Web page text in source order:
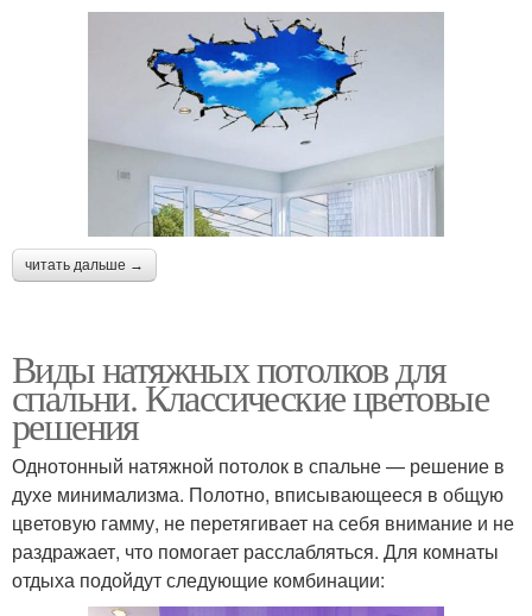
читать дальше →
Виды натяжных потолков для
спальни. Классические цветовые
решения
Однотонный натяжной потолок в спальне — решение в
духе минимализма. Полотно, вписывающееся в общую
цветовую гамму, не перетягивает на себя внимание и не
раздражает, что помогает расслабляться. Для комнаты
отдыха подойдут следующие комбинации: